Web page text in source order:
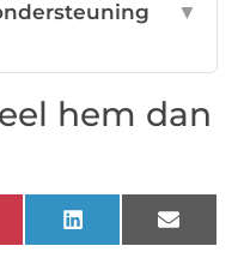
▼
hem dan
LinkedIn Email